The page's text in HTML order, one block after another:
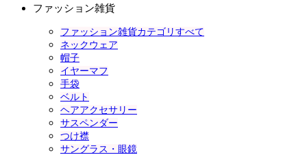
ファッション雑貨
ファッション雑貨カテゴリすべて
ネックウェア
帽子
イヤーマフ
手袋
ベルト
ヘアアクセサリー
サスペンダー
つけ襟
サングラス・眼鏡